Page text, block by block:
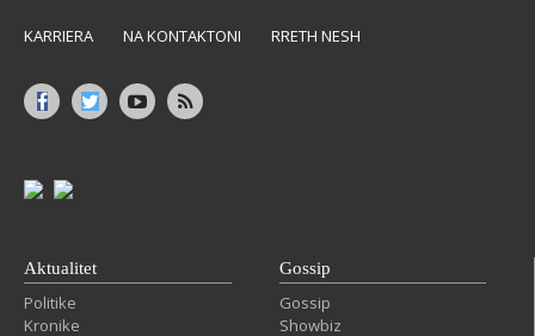
KARRIERA NA KONTAKTONI RRETH NESH
Aktualitet
Politike
Kronike
Gossip
Gossip
Showbiz